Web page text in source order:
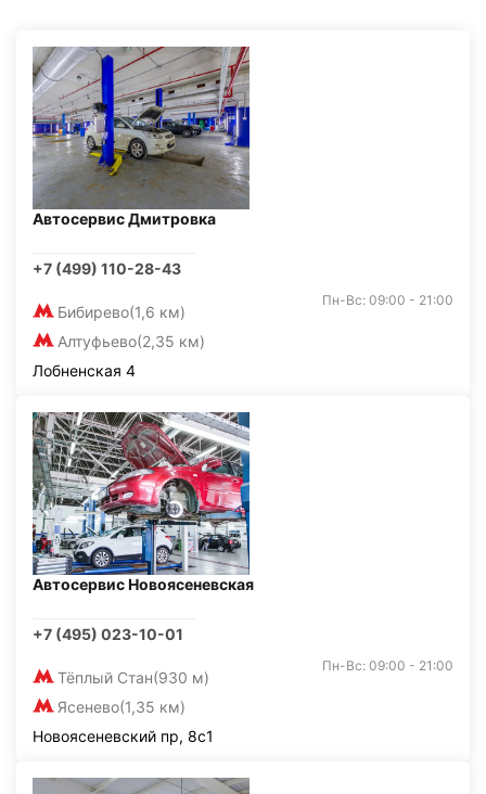
Автосервис Дмитровка
+7 (499) 110-28-43
Бибирево(1,6 км)
Алтуфьево(2,35 км)
Пн-Вс: 09:00 - 21:00
Лобненская 4
Автосервис Новоясеневская
+7 (495) 023-10-01
Тёплый Стан(930 м)
Ясенево(1,35 км)
Пн-Вс: 09:00 - 21:00
Новоясеневский пр, 8с1